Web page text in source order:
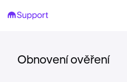
Obnovení ověření